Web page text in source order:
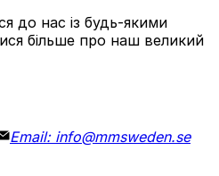
до нас із будь-якими
більше про наш великий
Email: info@mmsweden.se